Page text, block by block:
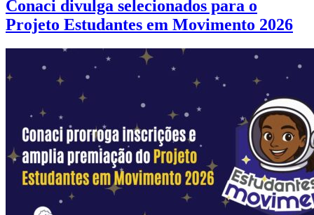
Conaci divulga selecionados para o
Projeto Estudantes em Movimento 2026